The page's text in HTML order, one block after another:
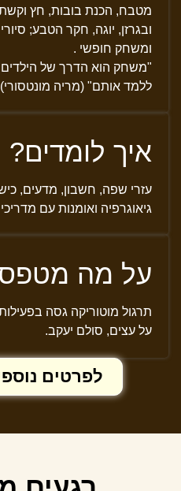
מטבח, הכנת בובות, חץ וקשת
ובגרזן, יוגה, חקר הטבע;
ומשחק חופשי .
"משחק הוא הדרך של
ללמד אותם" (מריה מונטסורי)
איך לומדים?
עזרי שפה, חשבון, מדעים,
גיאוגרפיה ואומנות עם
על מה
תרגול מוטוריקה גסה
על עצים, סולם יעקב.
לפרטים